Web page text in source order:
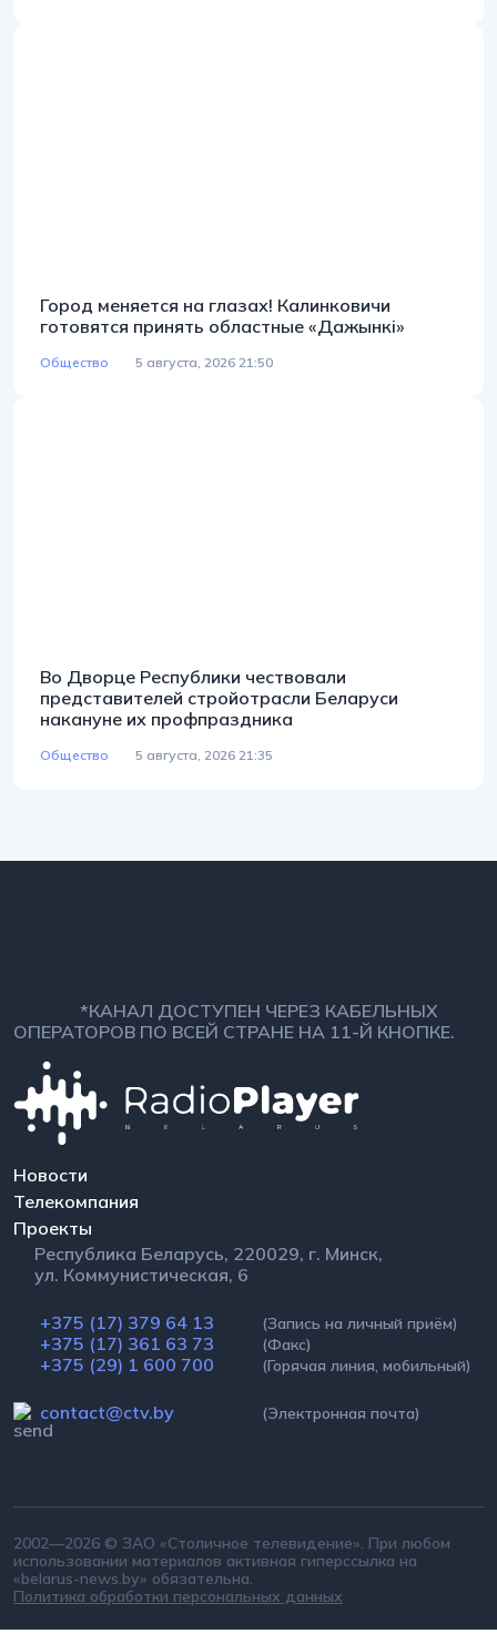
Город меняется на глазах! Калинковичи
готовятся принять областные «Дажынкі»
Общество 5 августа, 2026 21:50
Во Дворце Республики чествовали
представителей стройотрасли Беларуси
накануне их профпраздника
Общество 5 августа, 2026 21:35
*КАНАЛ ДОСТУПЕН ЧЕРЕЗ КАБЕЛЬНЫХ
ОПЕРАТОРОВ ПО ВСЕЙ СТРАНЕ НА 11-Й КНОПКЕ.
Новости
Телекомпания
Проекты
Республика Беларусь, 220029, г. Минск,
ул. Коммунистическая, 6
+375 (17) 379 64 13 (Запись на личный приём)
+375 (17) 361 63 73 (Факс)
+375 (29) 1 600 700 (Горячая линия, мобильный)
contact@ctv.by (Электронная почта)
2002—2026 © ЗАО «Столичное телевидение». При любом
использовании материалов активная гиперссылка на
«belarus-news.by» обязательна.
Политика обработки персональных данных